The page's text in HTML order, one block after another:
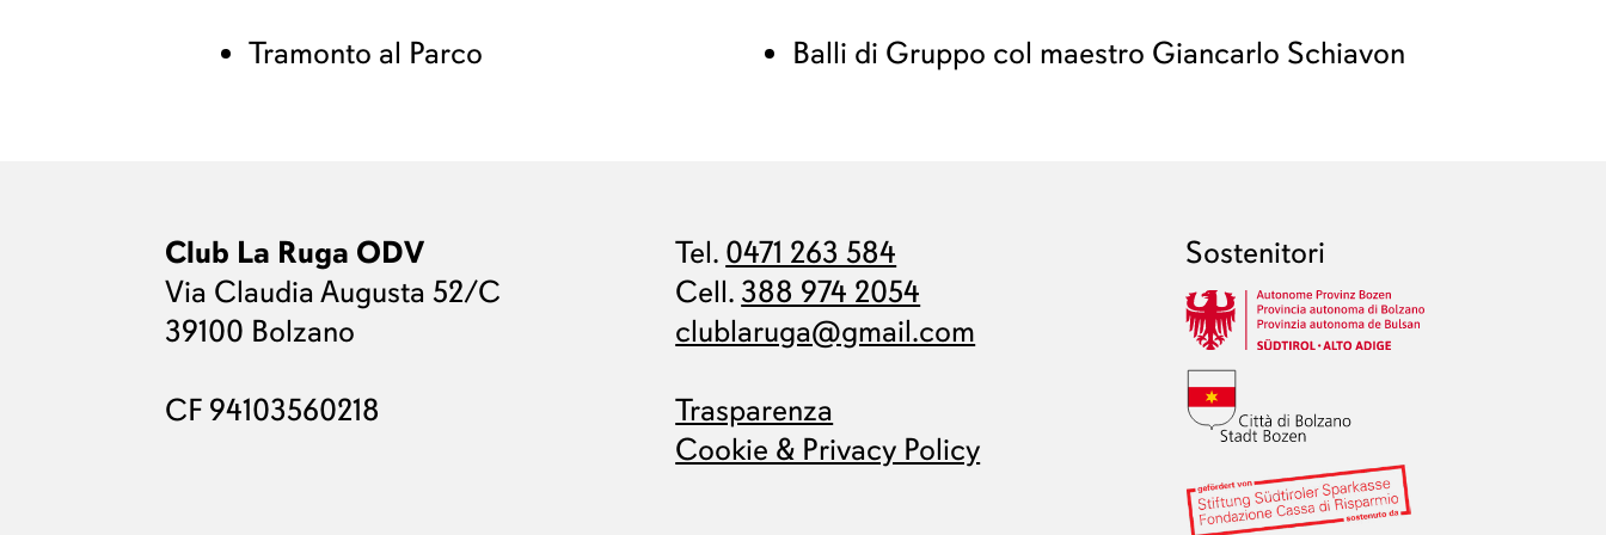
Tramonto al Parco Balli di Gruppo col maestro Giancarlo Schiavon
Club La Ruga ODV
Via Claudia Augusta 52/C
39100 Bolzano
CF 94103560218
Tel. 0471 263 584
Cell. 388 974 2054
clublaruga@gmail.com
Trasparenza
Cookie & Privacy Policy
Sostenitori